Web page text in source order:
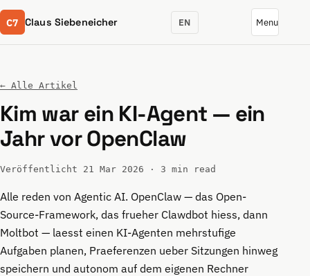
C7 Claus Siebeneicher EN Menu
← Alle Artikel
Kim war ein KI-Agent — ein
Jahr vor OpenClaw
Veröffentlicht 21 Mar 2026 · 3 min read
Alle reden von Agentic AI. OpenClaw — das Open-
Source-Framework, das frueher Clawdbot hiess, dann
Moltbot — laesst einen KI-Agenten mehrstufige
Aufgaben planen, Praeferenzen ueber Sitzungen hinweg
speichern und autonom auf dem eigenen Rechner